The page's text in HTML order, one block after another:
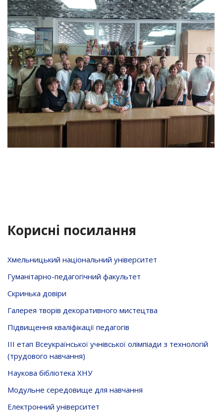
Корисні посилання
Хмельницький національний університет
Гуманітарно-педагогічний факультет
Скринька довiри
Галерея творів декоративного мистецтва
Підвищення кваліфікації педагогів
ІІІ етап Всеукраїнської учнівської олімпіади з технологій
(трудового навчання)
Наукова бібліотека ХНУ
Модульне середовище для навчання
Електронний університет